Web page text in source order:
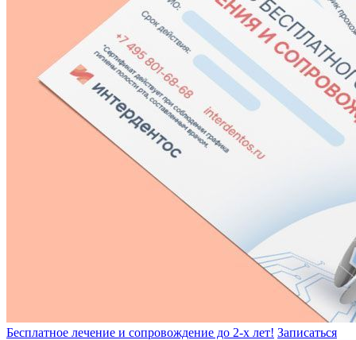
Бесплатное лечение и сопровождение до 2-х лет! Записаться